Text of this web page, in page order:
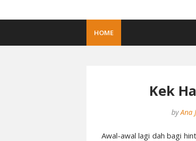
HOME
Kek
by Ana
Awal-awal lagi dah bagi